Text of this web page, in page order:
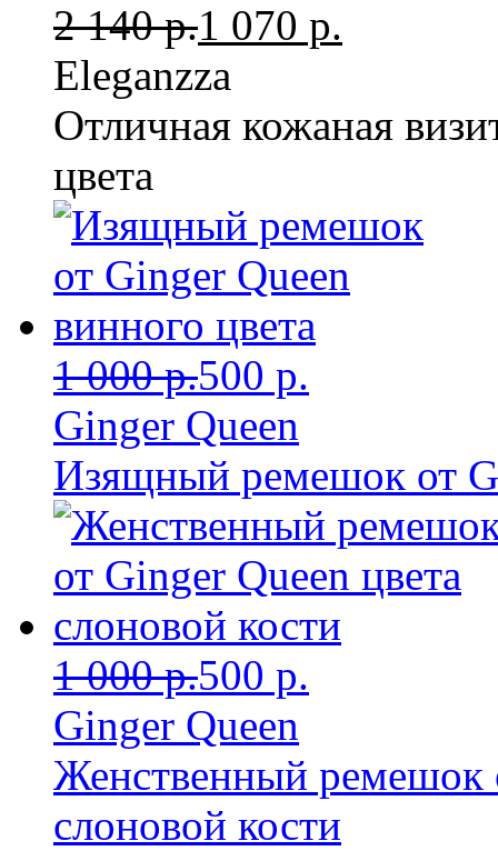
2 140 р.1 070 р.
Eleganzza
Отличная кожаная
цвета
1 000 р.500 р.
Ginger Queen
Изящный ремешок от
1 000 р.500 р.
Ginger Queen
Женственный ремешок
слоновой кости